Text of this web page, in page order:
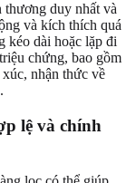
thương duy nhất và
và kích thích quá
kéo dài hoặc lặp đi
chứng, bao gồm
nhận thức về
lệ và chính